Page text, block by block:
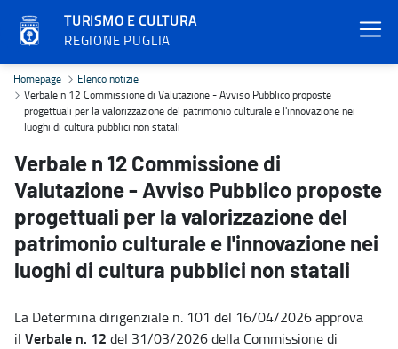
TURISMO E CULTURA
REGIONE PUGLIA
Verbale n 12 Commissione di Valutazione - Avviso Pubblico
Homepage
Elenco notizie
Verbale n 12 Commissione di Valutazione - Avviso Pubblico proposte
progettuali per la valorizzazione del patrimonio culturale e l'innovazione nei
luoghi di cultura pubblici non statali
Verbale n 12 Commissione di
Valutazione - Avviso Pubblico proposte
progettuali per la valorizzazione del
patrimonio culturale e l'innovazione nei
luoghi di cultura pubblici non statali
La Determina dirigenziale n. 101 del 16/04/2026 approva
il Verbale n. 12 del 31/03/2026 della Commissione di